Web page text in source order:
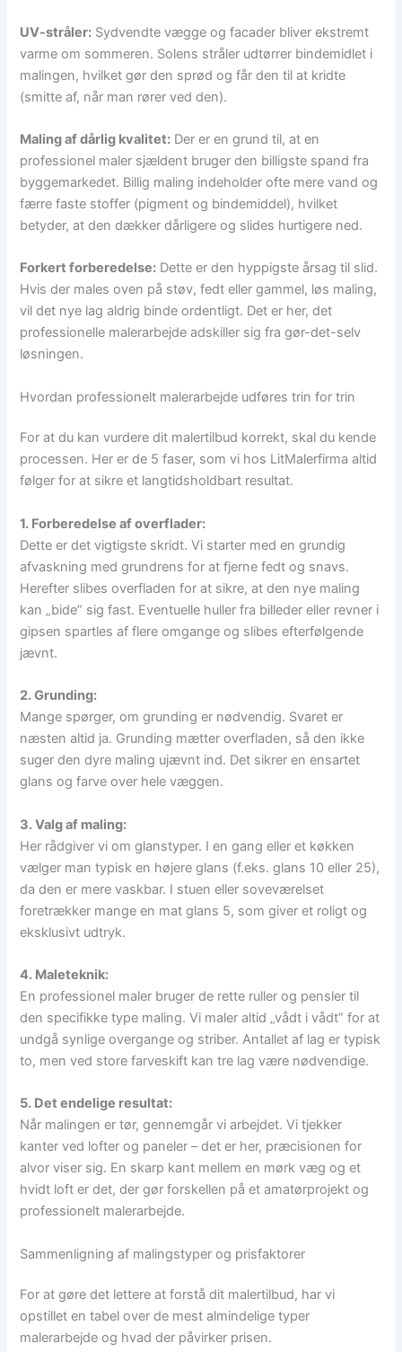
UV-stråler: Sydvendte vægge og facader bliver ekstremt
varme om sommeren. Solens stråler udtørrer bindemidlet i
malingen, hvilket gør den sprød og får den til at kridte
(smitte af, når man rører ved den).
Maling af dårlig kvalitet: Der er en grund til, at en
professionel maler sjældent bruger den billigste spand fra
byggemarkedet. Billig maling indeholder ofte mere vand og
færre faste stoffer (pigment og bindemiddel), hvilket
betyder, at den dækker dårligere og slides hurtigere ned.
Forkert forberedelse: Dette er den hyppigste årsag til slid.
Hvis der males oven på støv, fedt eller gammel, løs maling,
vil det nye lag aldrig binde ordentligt. Det er her, det
professionelle malerarbejde adskiller sig fra gør-det-selv
løsningen.
Hvordan professionelt malerarbejde udføres trin for trin
For at du kan vurdere dit malertilbud korrekt, skal du kende
processen. Her er de 5 faser, som vi hos LitMalerfirma altid
følger for at sikre et langtidsholdbart resultat.
1. Forberedelse af overflader:
Dette er det vigtigste skridt. Vi starter med en grundig
afvaskning med grundrens for at fjerne fedt og snavs.
Herefter slibes overfladen for at sikre, at den nye maling
kan „bide” sig fast. Eventuelle huller fra billeder eller revner i
gipsen spartles af flere omgange og slibes efterfølgende
jævnt.
2. Grunding:
Mange spørger, om grunding er nødvendig. Svaret er
næsten altid ja. Grunding mætter overfladen, så den ikke
suger den dyre maling ujævnt ind. Det sikrer en ensartet
glans og farve over hele væggen.
3. Valg af maling:
Her rådgiver vi om glanstyper. I en gang eller et køkken
vælger man typisk en højere glans (f.eks. glans 10 eller 25),
da den er mere vaskbar. I stuen eller soveværelset
foretrækker mange en mat glans 5, som giver et roligt og
eksklusivt udtryk.
4. Maleteknik:
En professionel maler bruger de rette ruller og pensler til
den specifikke type maling. Vi maler altid „vådt i vådt” for at
undgå synlige overgange og striber. Antallet af lag er typisk
to, men ved store farveskift kan tre lag være nødvendige.
5. Det endelige resultat:
Når malingen er tør, gennemgår vi arbejdet. Vi tjekker
kanter ved lofter og paneler – det er her, præcisionen for
alvor viser sig. En skarp kant mellem en mørk væg og et
hvidt loft er det, der gør forskellen på et amatørprojekt og
professionelt malerarbejde.
Sammenligning af malingstyper og prisfaktorer
For at gøre det lettere at forstå dit malertilbud, har vi
opstillet en tabel over de mest almindelige typer
malerarbejde og hvad der påvirker prisen.